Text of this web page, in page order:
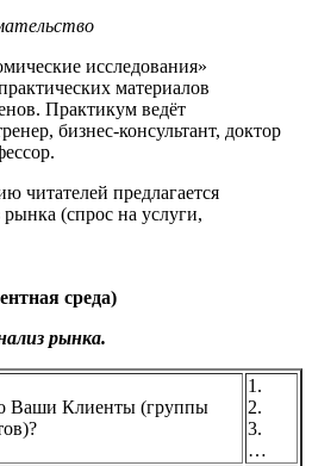
исследования»
материалов
Практикум ведёт
бизнес-консультант, доктор
читателей предлагается
(спрос на услуги,
среда)
рынка.
Ваши Клиенты (группы
1.
2.
3.
…